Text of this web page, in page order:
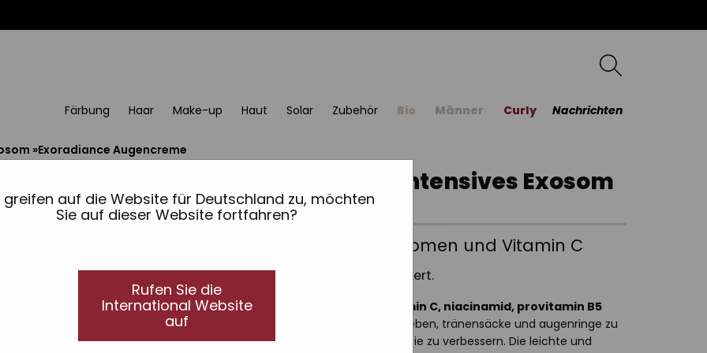
greifen auf die Website für Deutschland zu, möchten
Sie auf dieser Website fortfahren?
Rufen Sie die
International Website
auf
Färbung Haar Make-up Haut Solar Zubehör Bio Männer Curly Nachrichten
»Exoradiance Augencreme
Exoradiance Augencreme Intensives Exosom
Mit Exosomen und Vitamin C
EXORADIANCE AUGENKONTUR mit Exosomen und Vitamin C
Hellt den Blick auf, wirkt abschwellend und revitalisiert.
Spezielle Pflege für die Augenpartie mit
exosomen, vitamin C, niacinamid, provitamin B5
, die synergetisch wirken, um den blick zu beleben, tränensäcke und augenringe zu
reduzieren und die festigkeit der empfindlichen augenpartie zu verbessern. Die leichte und